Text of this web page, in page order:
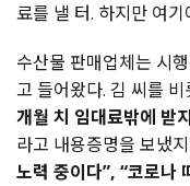
료를 낼 터. 하지만 여
수산물 판매업체는 시
고 들어왔다. 김 씨를
개월 치 임대료밖에 받
라고 내용증명을 보냈
노력 중이다”, “코로나